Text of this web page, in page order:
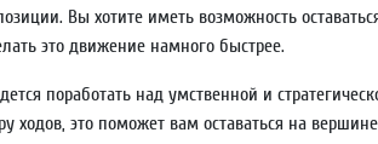
Вы хотите иметь возможность
это движение намного быстрее.
поработать над умственной и
ходов, это поможет вам оставаться на